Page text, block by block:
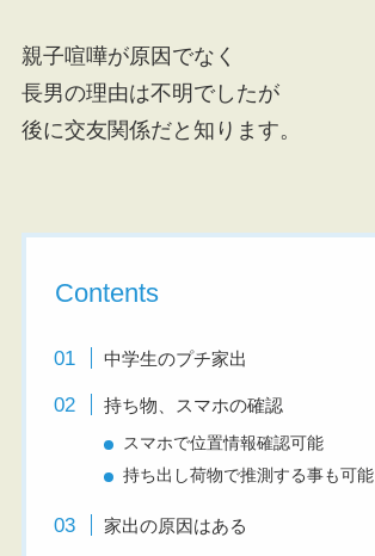
親子喧嘩が原因でなく
長男の理由は不明でしたが
後に交友関係だと知ります。
Contents
中学生のプチ家出
持ち物、スマホの確認
スマホで位置情報確認可能
持ち出し荷物で推測する事も可能
家出の原因はある